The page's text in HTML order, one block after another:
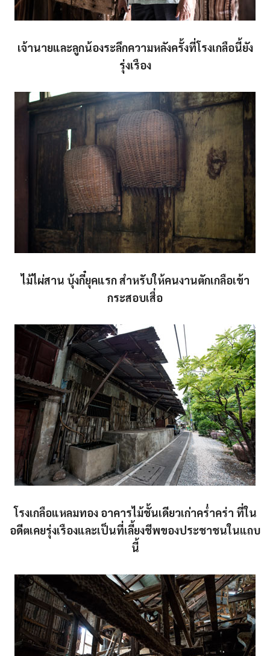
เจ้านายและลูกน้องระลึกความหลังครั้งที่โรงเกลือนี้ยัง
รุ่งเรือง
ไม้ไผ่สาน บุ้งกี๋ยุคแรก สำหรับให้คนงานตักเกลือเข้า
กระสอบเสื่อ
โรงเกลือแหลมทอง อาคารไม้ชั้นเดียวเก่าคร่ำคร่า ที่ใน
อดีตเคยรุ่งเรืองและเป็นที่เลี้ยงชีพของประชาชนในแถบ
นี้